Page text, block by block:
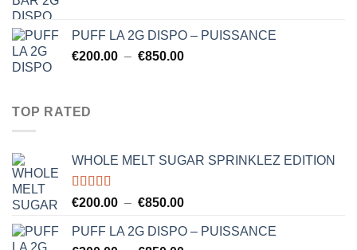
PUFF LA 2G DISPO – PUISSANCE
€200.00 – €850.00Plage
TOP RATED
WHOLE MELT SUGAR SPRINKLEZ EDITION
Note5.00
€200.00 – €850.00Plage
prix :
PUFF LA 2G DISPO – PUISSANCE